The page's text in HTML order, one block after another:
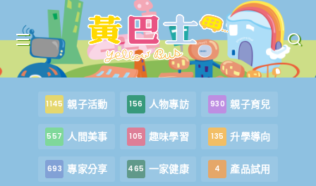
1145 親子活動 156 人物專訪 930 親子育兒
557 人間美事 105 趣味學習 135 升學導向
693 專家分享 465 一家健康 4 產品試用